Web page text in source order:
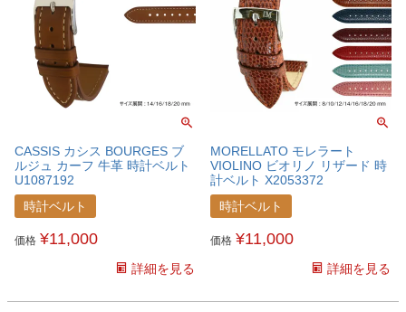
CASSIS カシス BOURGES ブ
ルジュ カーフ 牛革 時計ベルト
U1087192
時計ベルト
価格 ¥11,000
詳細を見る
MORELLATO モレラート
VIOLINO ビオリノ リザード 時
計ベルト X2053372
時計ベルト
価格 ¥11,000
詳細を見る